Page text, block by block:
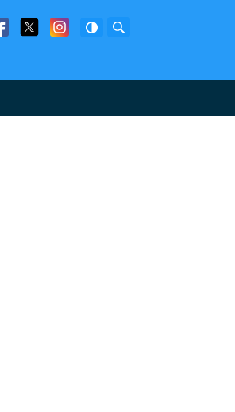
Facebook
Twitter Facebook